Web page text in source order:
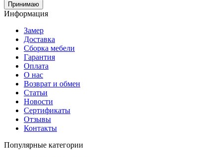
Принимаю
Информация
Замер
Доставка
Сборка мебели
Гарантия
Оплата
О нас
Возврат и обмен
Статьи
Новости
Сертификаты
Отзывы
Контакты
Популярные категории